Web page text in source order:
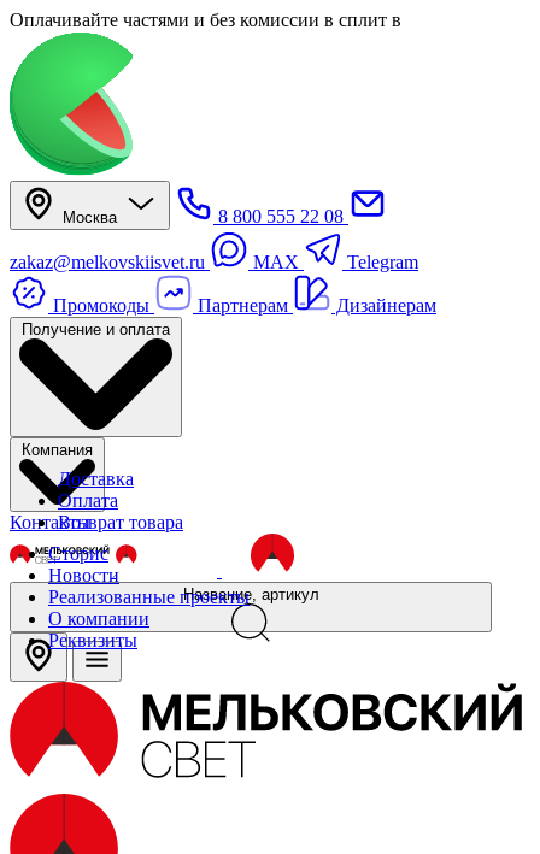
Оплачивайте частями и без комиссии в сплит в
Москва 8 800 555 22 08
zakaz@melkovskiisvet.ru MAX Telegram
Промокоды Партнерам Дизайнерам
Получение и оплата
Доставка
Оплата
Возврат товара
Компания
Сторис
Новости
Реализованные проекты
О компании
Реквизиты
Контакты
Название, артикул